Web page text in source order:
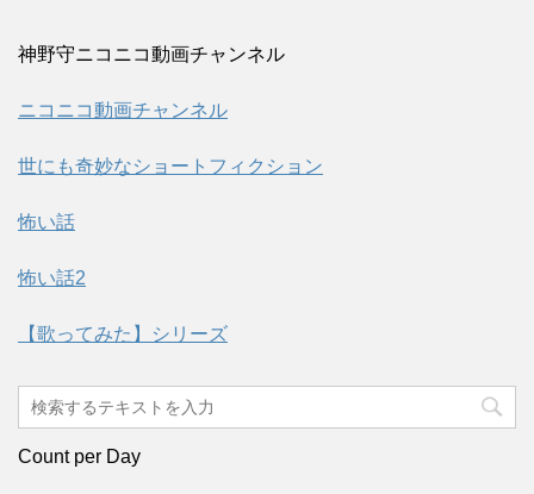
神野守ニコニコ動画チャンネル
ニコニコ動画チャンネル
世にも奇妙なショートフィクション
怖い話
怖い話2
【歌ってみた】シリーズ
Count per Day